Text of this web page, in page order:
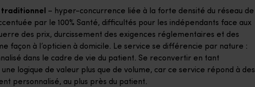
traditionnel – hyper-concurrence liée à la forte densité du réseau de
par le 100% Santé, difficultés pour les indépendants face aux
des prix, durcissement des exigences réglementaires et des
façon à l’opticien à domicile. Le service se différencie par nature :
dans le cadre de vie du patient. Se reconvertir en tant
une logique de valeur plus que de volume, car ce service répond à des
personnalisé, au plus près du patient.